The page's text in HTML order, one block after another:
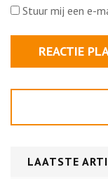
Stuur mij een e-
LAATSTE